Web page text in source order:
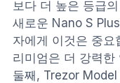
보다 더 높은 등급
새로운 Nano S
자에게 이것은 중
리미엄은 더 강력
둘째, Trezor